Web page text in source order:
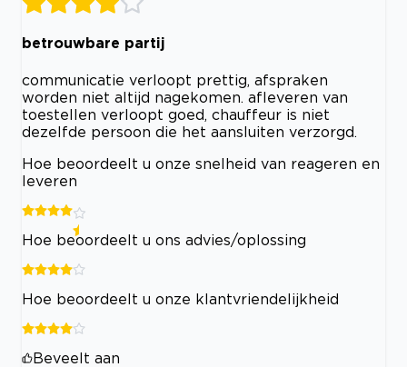
betrouwbare partij
communicatie verloopt prettig, afspraken
worden niet altijd nagekomen. afleveren van
toestellen verloopt goed, chauffeur is niet
dezelfde persoon die het aansluiten verzorgd.
Hoe beoordeelt u onze snelheid van reageren en
leveren
Hoe beoordeelt u ons advies/oplossing
Hoe beoordeelt u onze klantvriendelijkheid
Beveelt aan